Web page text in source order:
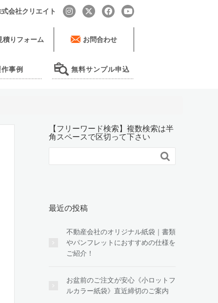
会社クリエイト
積りフォーム お問合わせ
事例 無料サンプル申込
【フリーワード検索】複数検索は半
角スペースで区切って下さい

最近の投稿
不動産会社のオリジナル紙袋｜書類
やパンフレットにおすすめの仕様を
ご紹介！
お盆前のご注文が安心《小ロットフ
ルカラー紙袋》直近締切のご案内